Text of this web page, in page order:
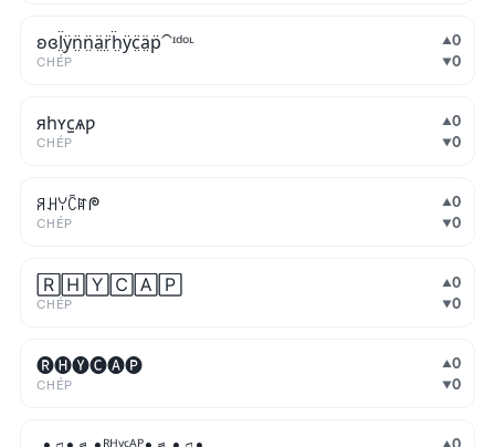
ʚɞl̤̈ÿ̤n̤̈n̤̈ä̤r̤̈ḧ̤ÿ̤c̤̈ä̤p̤̈⁀ᶦᵈᵒᶫ
CHÉP
▲0
▼0
яһʏc̫ѧƿ
CHÉP
▲0
▼0
ꋪꃅꌩꉓꍏᖘ
CHÉP
▲0
▼0
🅁🄷🅈🄲🄰🄿
CHÉP
▲0
▼0
🅡🅗🅨🅒🅐🅟
CHÉP
▲0
▼0
▲0